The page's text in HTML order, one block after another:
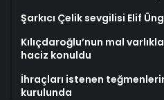
Şarkıcı Çelik sevgilisi Elif
Kılıçdaroğlu’nun mal
haciz konuldu
İhraçları istenen
kurulunda